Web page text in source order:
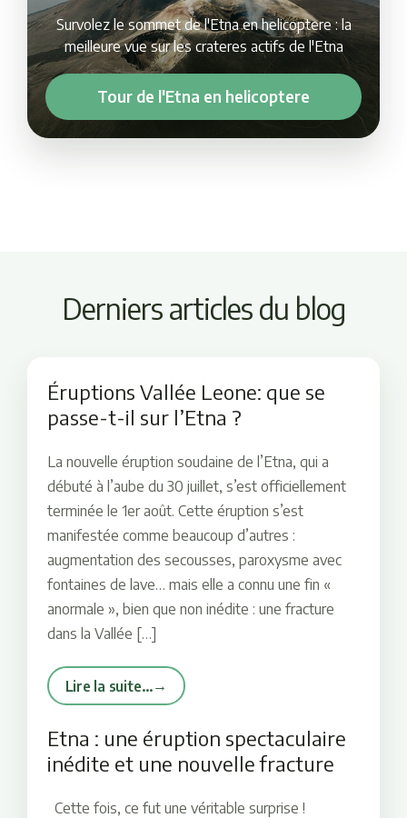
Survolez le sommet de l'Etna en helicoptere : la
meilleure vue sur les crateres actifs de l'Etna
Tour de l'Etna en helicoptere
Derniers articles du blog
Éruptions Vallée Leone: que se
passe-t-il sur l’Etna ?
La nouvelle éruption soudaine de l’Etna, qui a
débuté à l’aube du 30 juillet, s’est officiellement
terminée le 1er août. Cette éruption s’est
manifestée comme beaucoup d’autres :
augmentation des secousses, paroxysme avec
fontaines de lave… mais elle a connu une fin «
anormale », bien que non inédite : une fracture
dans la Vallée […]
Lire la suite…
Etna : une éruption spectaculaire
inédite et une nouvelle fracture
Cette fois, ce fut une véritable surprise !